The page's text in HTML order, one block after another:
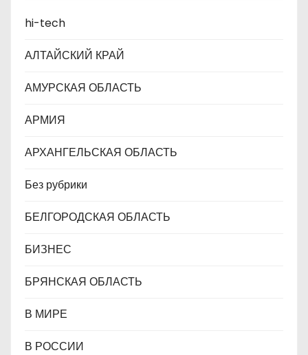
п
м
hi-tech
АЛТАЙСКИЙ КРАЙ
АМУРСКАЯ ОБЛАСТЬ
АРМИЯ
АРХАНГЕЛЬСКАЯ ОБЛАСТЬ
Без рубрики
БЕЛГОРОДСКАЯ ОБЛАСТЬ
БИЗНЕС
БРЯНСКАЯ ОБЛАСТЬ
В МИРЕ
В РОССИИ